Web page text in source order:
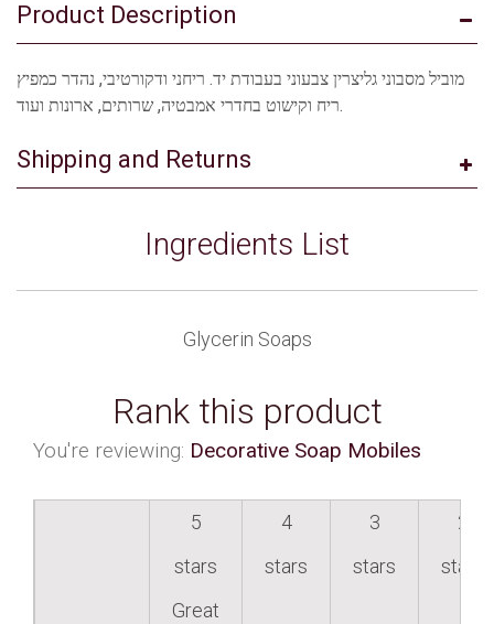
Product Description
מוביל מסבוני גליצרין צבעוני בעבודת יד. ריחני ודקורטיבי, נהדר כמפיץ
ריח וקישוט בחדרי אמבטיה, שרותים, ארונות ועוד.
Shipping and Returns
Ingredients List
Glycerin Soaps
Rank this product
You're reviewing: Decorative Soap Mobiles
5
stars
Great
4
stars
3
stars
2
stars